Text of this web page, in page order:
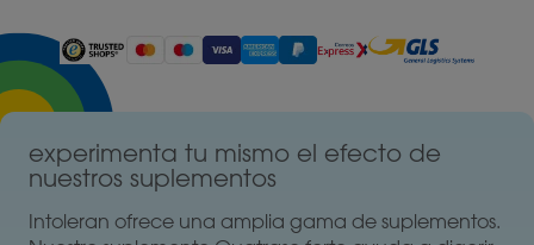
experimenta tu mismo el efecto de
nuestros suplementos
Intoleran ofrece una amplia gama de suplementos.